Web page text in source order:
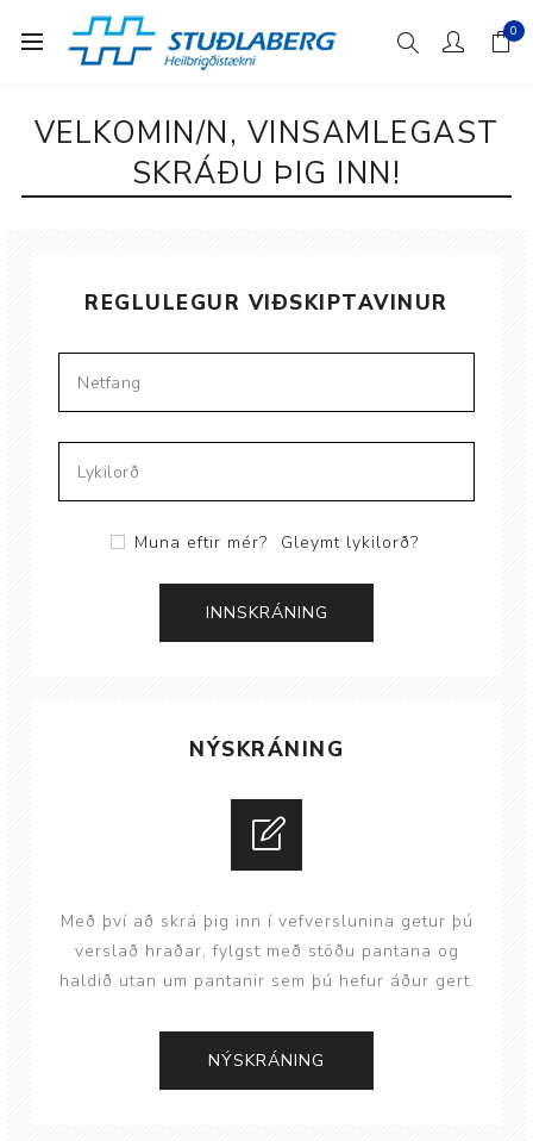
0
VELKOMIN/N, VINSAMLEGAST
SKRÁÐU ÞIG INN!
REGLULEGUR VIÐSKIPTAVINUR
Muna eftir mér? Gleymt lykilorð?
NÝSKRÁNING
Með því að skrá þig inn í vefverslunina getur þú
verslað hraðar, fylgst með stöðu pantana og
haldið utan um pantanir sem þú hefur áður gert.